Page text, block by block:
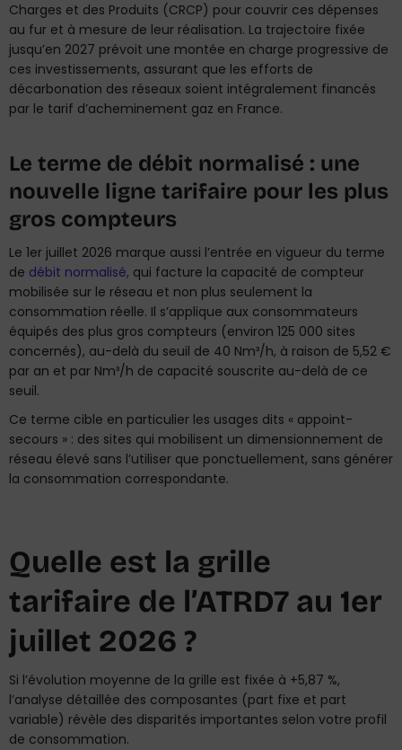
Charges et des Produits (CRCP) pour couvrir ces dépenses
au fur et à mesure de leur réalisation. La trajectoire fixée
jusqu’en 2027 prévoit une montée en charge progressive de
ces investissements, assurant que les efforts de
décarbonation des réseaux soient intégralement financés
par le tarif d’acheminement gaz en France.
Le terme de débit normalisé : une
nouvelle ligne tarifaire pour les plus
gros compteurs
Le 1er juillet 2026 marque aussi l’entrée en vigueur du terme
de débit normalisé, qui facture la capacité de compteur
mobilisée sur le réseau et non plus seulement la
consommation réelle. Il s’applique aux consommateurs
équipés des plus gros compteurs (environ 125 000 sites
concernés), au-delà du seuil de 40 Nm³/h, à raison de 5,52 €
par an et par Nm³/h de capacité souscrite au-delà de ce
seuil.
Ce terme cible en particulier les usages dits « appoint-
secours » : des sites qui mobilisent un dimensionnement de
réseau élevé sans l’utiliser que ponctuellement, sans générer
la consommation correspondante.
Quelle est la grille
tarifaire de l’ATRD7 au 1er
juillet 2026 ?
Si l’évolution moyenne de la grille est fixée à +5,87 %,
l’analyse détaillée des composantes (part fixe et part
variable) révèle des disparités importantes selon votre profil
de consommation.